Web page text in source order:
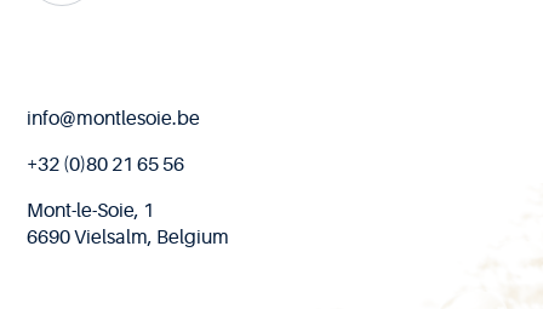
End
page
info@montlesoie.be
+32 (0)80 21 65 56
Mont-le-Soie, 1
6690 Vielsalm, Belgium